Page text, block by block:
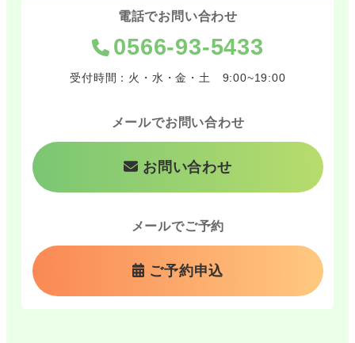
電話でお問い合わせ
0566-93-5433
受付時間：火・水・金・土 9:00~19:00
メールでお問い合わせ
お問い合わせ
メールでご予約
ご予約申込